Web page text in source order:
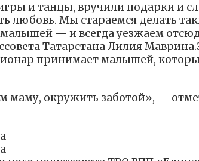
и танцы, вручили подарки и
любовь. Мы стараемся делать
— и всегда уезжаем
Татарстана Лилия
принимает малышей,
маму, окружить заботой», —